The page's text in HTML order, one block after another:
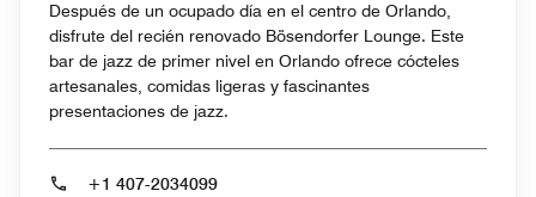
Después de un ocupado día en el centro de Orlando,
disfrute del recién renovado Bösendorfer Lounge. Este
bar de jazz de primer nivel en Orlando ofrece cócteles
artesanales, comidas ligeras y fascinantes
presentaciones de jazz.
+1 407-2034099